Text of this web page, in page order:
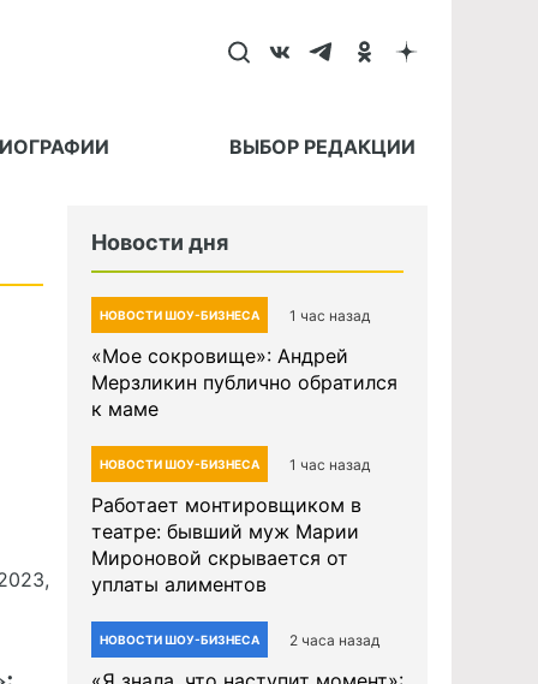
ВЫБОР РЕДАКЦИИ
Новости дня
НОВОСТИ ШОУ-БИЗНЕСА 1 час назад
«Мое сокровище»: Андрей
Мерзликин публично обратился
к маме
НОВОСТИ ШОУ-БИЗНЕСА 1 час назад
Работает монтировщиком в
театре: бывший муж Марии
Мироновой скрывается от
уплаты алиментов
НОВОСТИ ШОУ-БИЗНЕСА 2 часа назад